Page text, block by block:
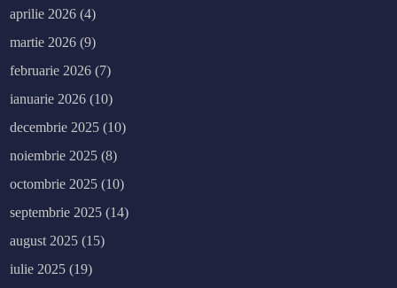
aprilie 2026 (4)
martie 2026 (9)
februarie 2026 (7)
ianuarie 2026 (10)
decembrie 2025 (10)
noiembrie 2025 (8)
octombrie 2025 (10)
septembrie 2025 (14)
august 2025 (15)
iulie 2025 (19)